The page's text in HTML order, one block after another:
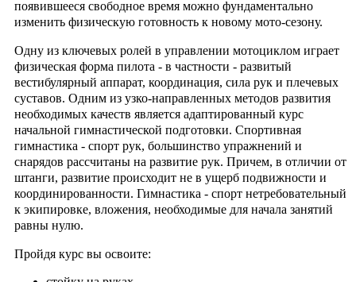
появившееся свободное время можно фундаментально
изменить физическую готовность к новому мото-сезону.
Одну из ключевых ролей в управлении мотоциклом играет
физическая форма пилота - в частности - развитый
вестибулярный аппарат, координация, сила рук и плечевых
суставов. Одним из узко-направленных методов развития
необходимых качеств является адаптированный курс
начальной гимнастической подготовки. Спортивная
гимнастика - спорт рук, большинство упражнений и
снарядов рассчитаны на развитие рук. Причем, в отличии от
штанги, развитие происходит не в ущерб подвижности и
координированности. Гимнастика - спорт нетребовательный
к экипировке, вложения, необходимые для начала занятий
равны нулю.
Пройдя курс вы освоите: